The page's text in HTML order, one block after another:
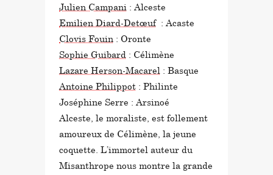
Julien Campani : Alceste
Emilien Diard-Detœuf: Acaste
Clovis Fouin : Oronte
Sophie Guibard : Célimène
Lazare Herson-Macarel : Basque
Antoine Philippot : Philinte
Joséphine Serre : Arsinoé
Alceste, le moraliste, est follement
amoureux de Célimène, la jeune
coquette. L’immortel auteur du
Misanthrope nous montre la grande